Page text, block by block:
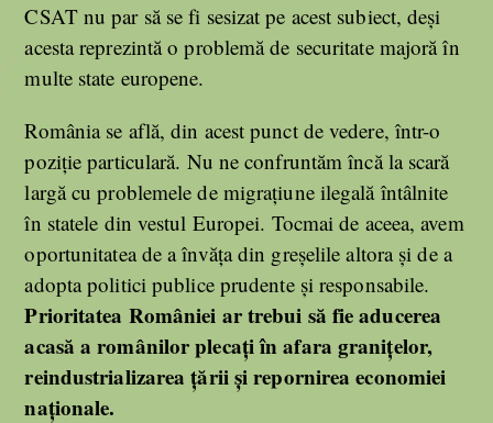
CSAT nu par să se fi sesizat pe acest subiect, deși
acesta reprezintă o problemă de securitate majoră în
multe state europene.
România se află, din acest punct de vedere, într-o
poziție particulară. Nu ne confruntăm încă la scară
largă cu problemele de migrațiune ilegală întâlnite
în statele din vestul Europei. Tocmai de aceea, avem
oportunitatea de a învăța din greșelile altora și de a
adopta politici publice prudente și responsabile.
Prioritatea României ar trebui să fie aducerea
acasă a românilor plecați în afara granițelor,
reindustrializarea țării și repornirea economiei
naționale.